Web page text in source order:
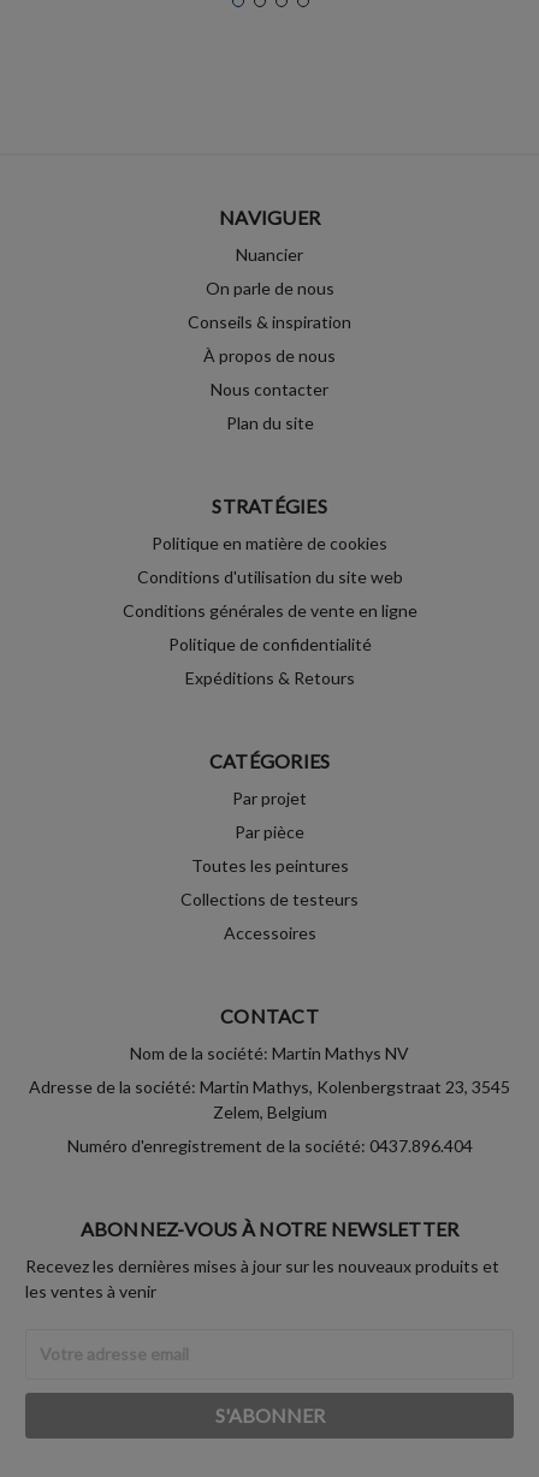
NAVIGUER
Nuancier
On parle de nous
Conseils & inspiration
À propos de nous
Nous contacter
Plan du site
STRATÉGIES
Politique en matière de cookies
Conditions d'utilisation du site web
Conditions générales de vente en ligne
Politique de confidentialité
Expéditions & Retours
CATÉGORIES
Par projet
Par pièce
Toutes les peintures
Collections de testeurs
Accessoires
CONTACT
Nom de la société: Martin Mathys NV
Adresse de la société: Martin Mathys, Kolenbergstraat 23, 3545
Zelem, Belgium
Numéro d'enregistrement de la société: 0437.896.404
ABONNEZ-VOUS À NOTRE NEWSLETTER
Recevez les dernières mises à jour sur les nouveaux produits et
les ventes à venir
Email